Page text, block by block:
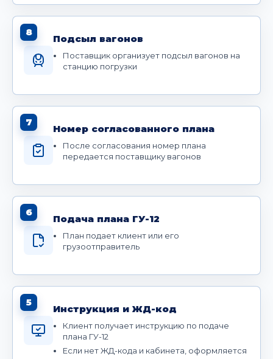
8
Подсыл вагонов
Поставщик организует подсыл вагонов на
станцию погрузки
7
Номер согласованного плана
После согласования номер плана
передается поставщику вагонов
6
Подача плана ГУ-12
План подает клиент или его
грузоотправитель
5
Инструкция и ЖД-код
Клиент получает инструкцию по подаче
плана ГУ-12
Если нет ЖД-кода и кабинета, оформляется